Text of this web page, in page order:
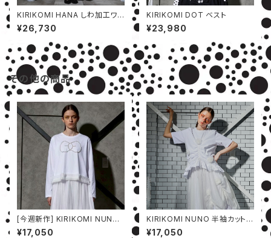
KIRIKOMI HANA しわ加工ワン
ピース
¥26,730
KIRIKOMI DOT ベスト
¥23,980
その他の商品
[今週新作] KIRIKOMI NUNO
カットソー
¥17,050
KIRIKOMI NUNO 半袖カットソ
ー
¥17,050